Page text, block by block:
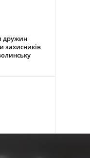
дружин
захисників